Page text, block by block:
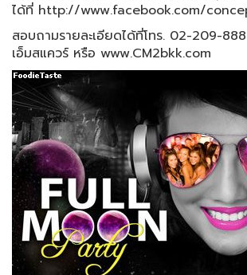
ได้ที่ http://www.facebook.com/
สอบถามรายละเอียดได้ที่โทร. 02-209-
เอ็มสแควร์ หรือ www.CM2bkk.com